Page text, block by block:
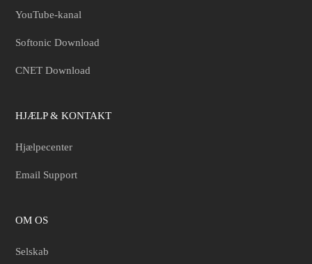
YouTube-kanal
Softonic Download
CNET Download
HJÆLP & KONTAKT
Hjælpecenter
Email Support
OM OS
Selskab